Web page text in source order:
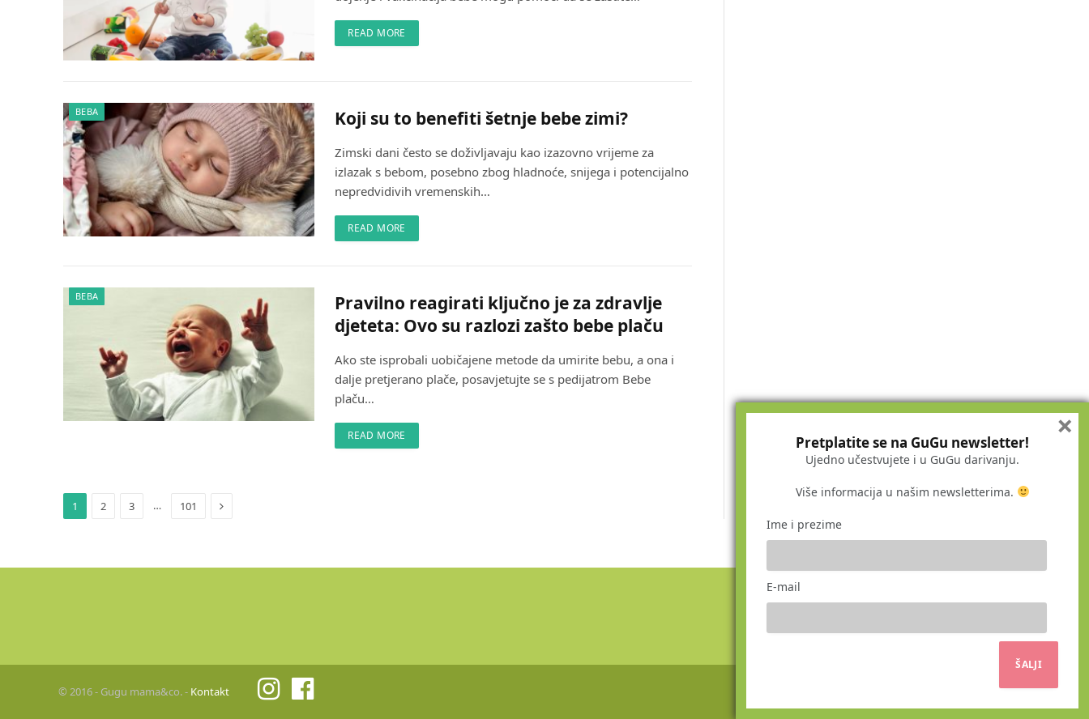
READ MORE
BEBA Koji su to benefiti šetnje bebe zimi?
Zimski dani često se doživljavaju kao izazovno vrijeme za
izlazak s bebom, posebno zbog hladnoće, snijega i potencijalno
nepredvidivih vremenskih…
READ MORE
BEBA
Pravilno reagirati ključno je za zdravlje
djeteta: Ovo su razlozi zašto bebe plaču
Ako ste isprobali uobičajene metode da umirite bebu, a ona i
dalje pretjerano plače, posavjetujte se s pedijatrom Bebe
plaču…
READ MORE
1 2 3 … 101 Next
© 2016 - Gugu mama&co. - Kontakt
Pretplatite se na GuGu newsletter!
Ujedno učestvujete i u GuGu darivanju.
Više informacija u našim newsletterima.
Ime i prezime
E-mail
×